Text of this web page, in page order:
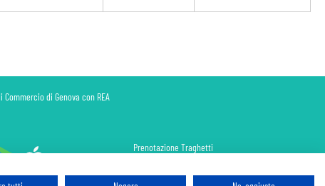
di Genova con REA
Prenotazione Traghetti